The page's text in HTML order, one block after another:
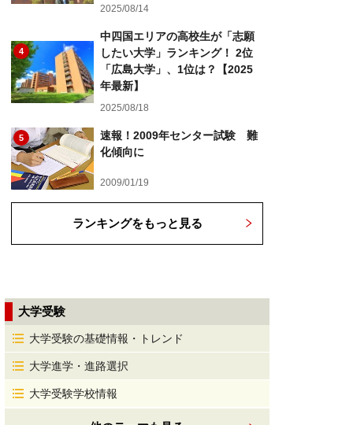
2025/08/14
4
中四国エリアの高校生が「志願
したい大学」ランキング！ 2位
「広島大学」、1位は？【2025
年最新】
2025/08/18
5
速報！2009年センター試験 難
化傾向に
2009/01/19
ランキングをもっと見る
大学受験
大学受験の基礎情報・トレンド
大学進学・進路選択
大学受験学校情報